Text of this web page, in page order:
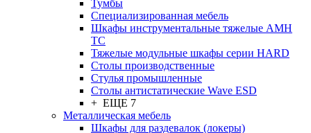
Тумбы
Cпециализированная мебель
Шкафы инструментальные тяжелые AMH
TC
Тяжелые модульные шкафы серии HARD
Столы производственные
Стулья промышленные
Столы антистатические Wave ESD
+ ЕЩЕ 7
Металлическая мебель
Шкафы для раздевалок (локеры)